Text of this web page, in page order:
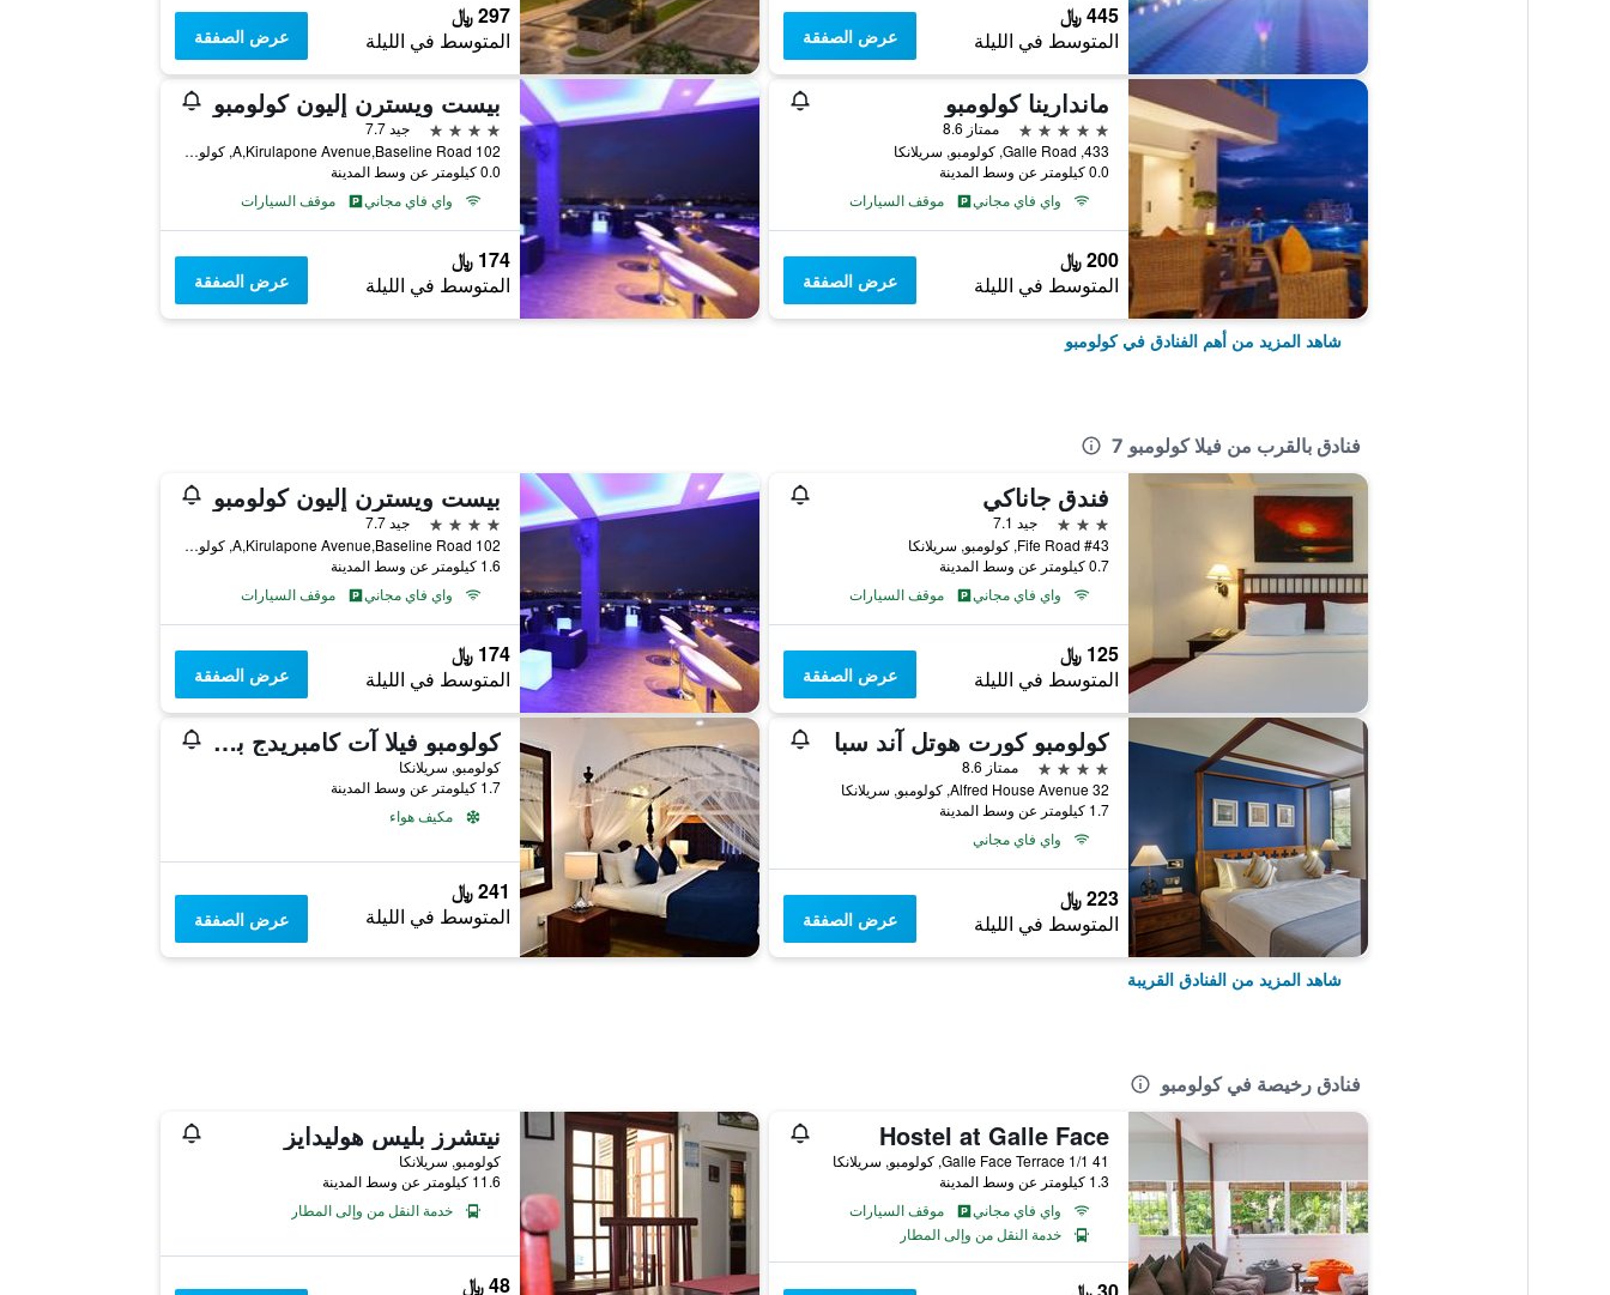
445 ﷼
المتوسط في الليلة عرض الصفقة
297 ﷼
المتوسط في الليلة عرض الصفقة
ماندارينا كولومبو
5 نجوم
ممتاز 8.6
433, Galle Road, كولومبو, سريلانكا
0.0 كيلومتر عن وسط المدينة
واي فاي مجاني
موقف السيارات
200 ﷼
المتوسط في الليلة عرض الصفقة
بيست ويسترن إليون كولومبو
4 نجوم
جيد 7.7
102 A,Kirulapone Avenue,Baseline Road, كولومبو, سريلانكا
0.0 كيلومتر عن وسط المدينة
واي فاي مجاني
موقف السيارات
174 ﷼
المتوسط في الليلة عرض الصفقة
شاهد المزيد من أهم الفنادق في كولومبو
فنادق بالقرب من فيلا كولومبو 7
فندق جاناكي
3 نجوم
جيد 7.1
#43 Fife Road, كولومبو, سريلانكا
0.7 كيلومتر عن وسط المدينة
واي فاي مجاني
موقف السيارات
125 ﷼
المتوسط في الليلة عرض الصفقة
بيست ويسترن إليون كولومبو
4 نجوم
جيد 7.7
102 A,Kirulapone Avenue,Baseline Road, كولومبو, سريلانكا
1.6 كيلومتر عن وسط المدينة
واي فاي مجاني
موقف السيارات
174 ﷼
المتوسط في الليلة عرض الصفقة
كولومبو كورت هوتل آند سبا
4 نجوم
ممتاز 8.6
32 Alfred House Avenue, كولومبو, سريلانكا
1.7 كيلومتر عن وسط المدينة
واي فاي مجاني
223 ﷼
المتوسط في الليلة عرض الصفقة
كولومبو فيلا آت كامبريدج بلايس
كولومبو, سريلانكا
1.7 كيلومتر عن وسط المدينة
مكيف هواء
241 ﷼
المتوسط في الليلة عرض الصفقة
شاهد المزيد من الفنادق القريبة
فنادق رخيصة في كولومبو
Hostel at Galle Face
41 1/1 Galle Face Terrace, كولومبو, سريلانكا
1.3 كيلومتر عن وسط المدينة
واي فاي مجاني
موقف السيارات
خدمة النقل من وإلى المطار
نيتشرز بليس هوليدايز
كولومبو, سريلانكا
11.6 كيلومتر عن وسط المدينة
خدمة النقل من وإلى المطار
48 ﷼